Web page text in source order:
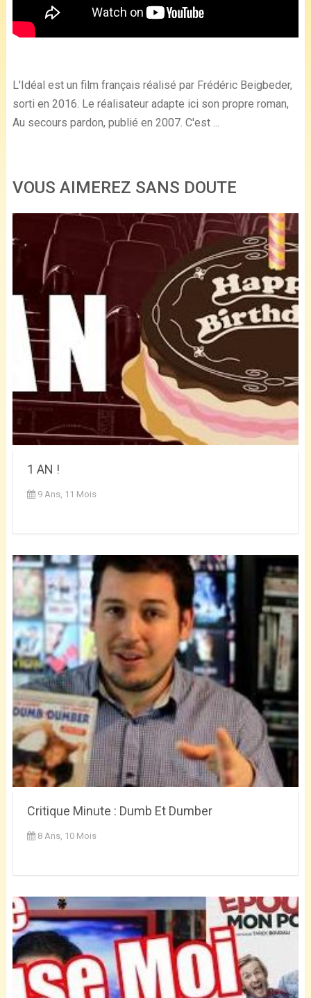
L'Idéal est un film français réalisé par Frédéric Beigbeder,
sorti en 2016. Le réalisateur adapte ici son propre roman,
Au secours pardon, publié en 2007. C'est ...
VOUS AIMEREZ SANS DOUTE
1 AN !
9 Ans, 11 Mois
Critique Minute : Dumb Et Dumber
8 Ans, 10 Mois